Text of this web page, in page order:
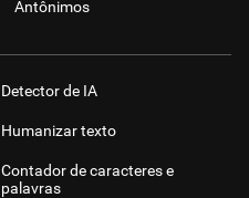
Antônimos
Detector de IA
Humanizar texto
Contador de caracteres e
palavras